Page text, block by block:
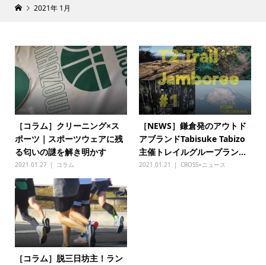
2021年 1月
［コラム］クリーニング×ス
ポーツ｜スポーツウェアに残
る匂いの謎を解き明かす
2021.01.27 コラム
［NEWS］鎌倉発のアウトド
アブランドTabisuke Tabizo
主催トレイルグループラン...
2021.01.21 CROSS×ニュース
［コラム］脱三日坊主！ラン